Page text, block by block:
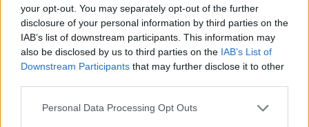
your opt-out. You may separately opt-out of the further
disclosure of your personal information by third parties on the
IAB’s list of downstream participants. This information may
also be disclosed by us to third parties on the IAB’s List of
Downstream Participants that may further disclose it to other
Personal Data Processing Opt Outs
05.08.2026 05.08.2026